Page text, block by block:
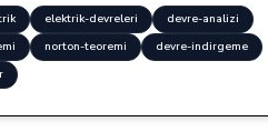
elektrik-devreleri
devre-analizi
norton-teoremi
devre-indirgeme